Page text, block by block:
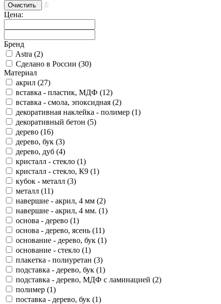
Цена:
Бренд
Astra (2)
Сделано в России (30)
Материал
акрил (27)
вставка - пластик, МДФ (12)
вставка - смола, эпоксидная (2)
декоративная наклейка - полимер (1)
декоративный бетон (5)
дерево (16)
дерево, бук (3)
дерево, дуб (4)
кристалл - стекло (1)
кристалл - стекло, К9 (1)
кубок - металл (3)
металл (11)
навершие - акрил, 4 мм (2)
навершие - акрил, 4 мм. (1)
основа - дерево (1)
основа - дерево, ясень (11)
основание - дерево, бук (1)
основание - стекло (1)
плакетка - полиуретан (3)
подставка - дерево, бук (1)
подставка - дерево, МДФ с ламинацией (2)
полимер (1)
поставка - дерево, бук (1)